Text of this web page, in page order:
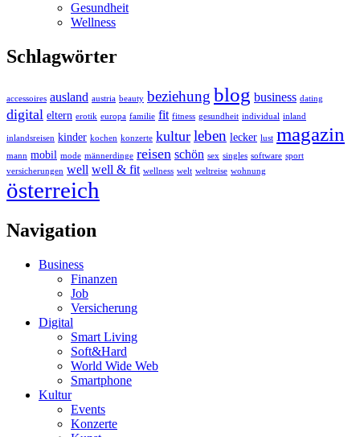
Gesundheit
Wellness
Schlagwörter
accessoires ausland austria beauty beziehung blog business dating
digital eltern erotik europa familie fit fitness gesundheit individual inland
inlandsreisen kinder kochen konzerte kultur leben lecker lust magazin
mann mobil mode männerdinge reisen schön sex singles software sport
versicherungen well well & fit wellness welt weltreise wohnung
österreich
Navigation
Business
Finanzen
Job
Versicherung
Digital
Smart Living
Soft&Hard
World Wide Web
Smartphone
Kultur
Events
Konzerte